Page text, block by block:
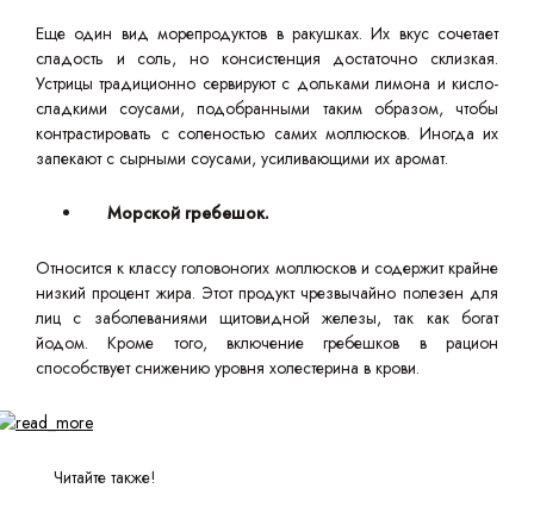
Еще один вид морепродуктов в ракушках. Их вкус сочетает
сладость и соль, но консистенция достаточно склизкая.
Устрицы традиционно сервируют с дольками лимона и кисло-
сладкими соусами, подобранными таким образом, чтобы
контрастировать с соленостью самих моллюсков. Иногда их
запекают с сырными соусами, усиливающими их аромат.
Морской гребешок.
Относится к классу головоногих моллюсков и содержит крайне
низкий процент жира. Этот продукт чрезвычайно полезен для
лиц с заболеваниями щитовидной железы, так как богат
йодом. Кроме того, включение гребешков в рацион
способствует снижению уровня холестерина в крови.
Читайте также!